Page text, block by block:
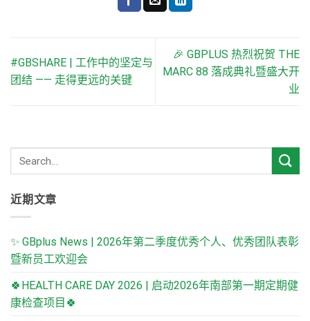
#GBSHARE | 工作中的坚定与
团结 —— 走得更远的关键
🎉 GBPLUS 热烈祝贺 THE
MARC 88 落成典礼暨盛大开
业
近期文章
✨ GBplus News | 2026年第二季度优秀个人、优秀团队表彰
暨新员工欢迎会
🍀HEALTH CARE DAY 2026 | 启动2026年南部第一期定期健
康检查项目🍀